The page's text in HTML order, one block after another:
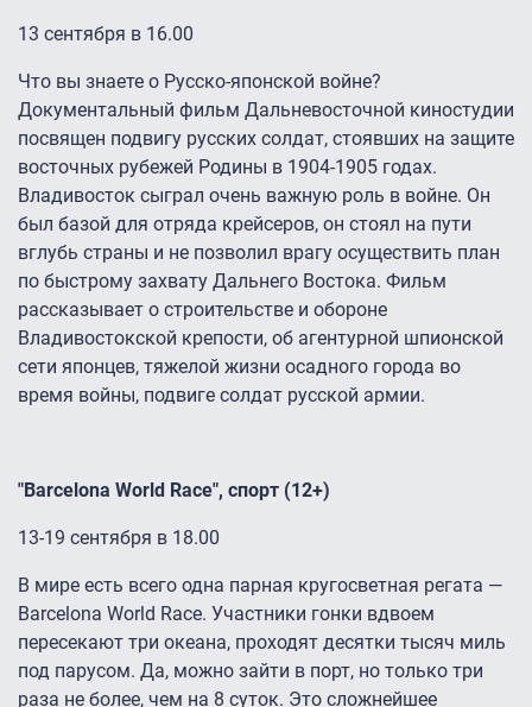
13 сентября в 16.00
Что вы знаете о Русско-японской войне?
Документальный фильм Дальневосточной киностудии
посвящен подвигу русских солдат, стоявших на защите
восточных рубежей Родины в 1904-1905 годах.
Владивосток сыграл очень важную роль в войне. Он
был базой для отряда крейсеров, он стоял на пути
вглубь страны и не позволил врагу осуществить план
по быстрому захвату Дальнего Востока. Фильм
рассказывает о строительстве и обороне
Владивостокской крепости, об агентурной шпионской
сети японцев, тяжелой жизни осадного города во
время войны, подвиге солдат русской армии.
"Barcelona World Race", спорт (12+)
13-19 сентября в 18.00
В мире есть всего одна парная кругосветная регата —
Barcelona World Race. Участники гонки вдвоем
пересекают три океана, проходят десятки тысяч миль
под парусом. Да, можно зайти в порт, но только три
раза не более, чем на 8 суток. Это сложнейшее